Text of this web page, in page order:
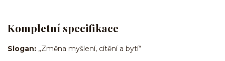
Kompletní specifikace
Slogan: „Změna myšlení, cítění a bytí“